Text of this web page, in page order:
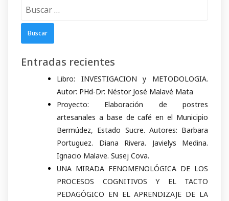
Entradas recientes
Libro: INVESTIGACION y METODOLOGIA.
Autor: PHd-Dr: Néstor José Malavé Mata
Proyecto: Elaboración de postres
artesanales a base de café en el Municipio
Bermúdez, Estado Sucre. Autores: Barbara
Portuguez. Diana Rivera. Javielys Medina.
Ignacio Malave. Susej Cova.
UNA MIRADA FENOMENOLÓGICA DE LOS
PROCESOS COGNITIVOS Y EL TACTO
PEDAGÓGICO EN EL APRENDIZAJE DE LA